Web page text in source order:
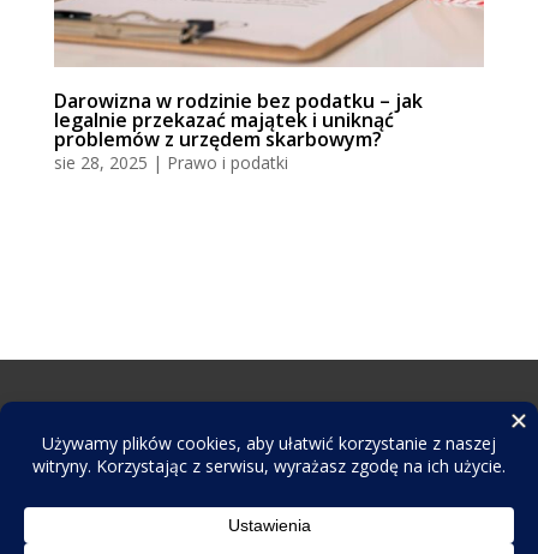
Darowizna w rodzinie bez podatku – jak
legalnie przekazać majątek i uniknąć
problemów z urzędem skarbowym?
sie 28, 2025 | Prawo i podatki
Do tworzenia tekstów i obrazów wykorzystujemy
dlatego przed publikacją wszystkie informacje są